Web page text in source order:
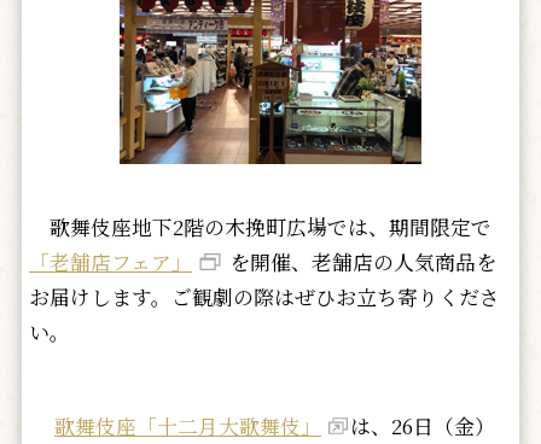
歌舞伎座地下2階の木挽町広場では、期間限定で
「老舗店フェア」
を開催、老舗店の人気商品を
お届けします。ご観劇の際はぜひお立ち寄りくださ
い。
歌舞伎座「十二月大歌舞伎」
は、26日（金）